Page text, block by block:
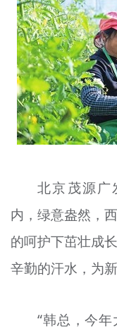
宣传思想文化人
专题
资料库
北京茂源广
内，绿意盎然，
的呵护下茁壮成
辛勤的汗水，为
“韩总，今